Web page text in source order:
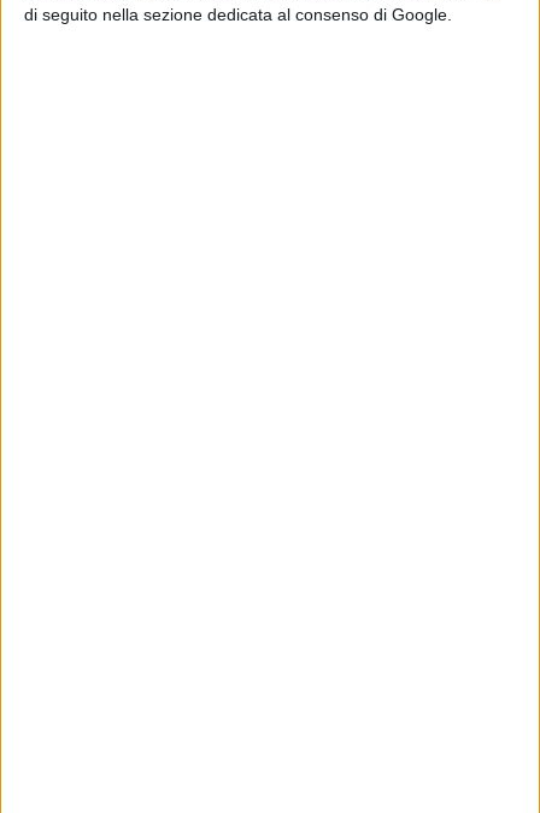
di seguito nella sezione dedicata al consenso di Google.